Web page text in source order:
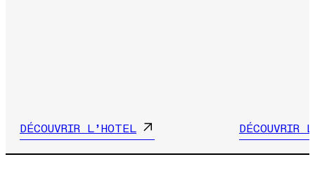
DÉCOUVRIR L’HOTEL DÉCOUVRIR